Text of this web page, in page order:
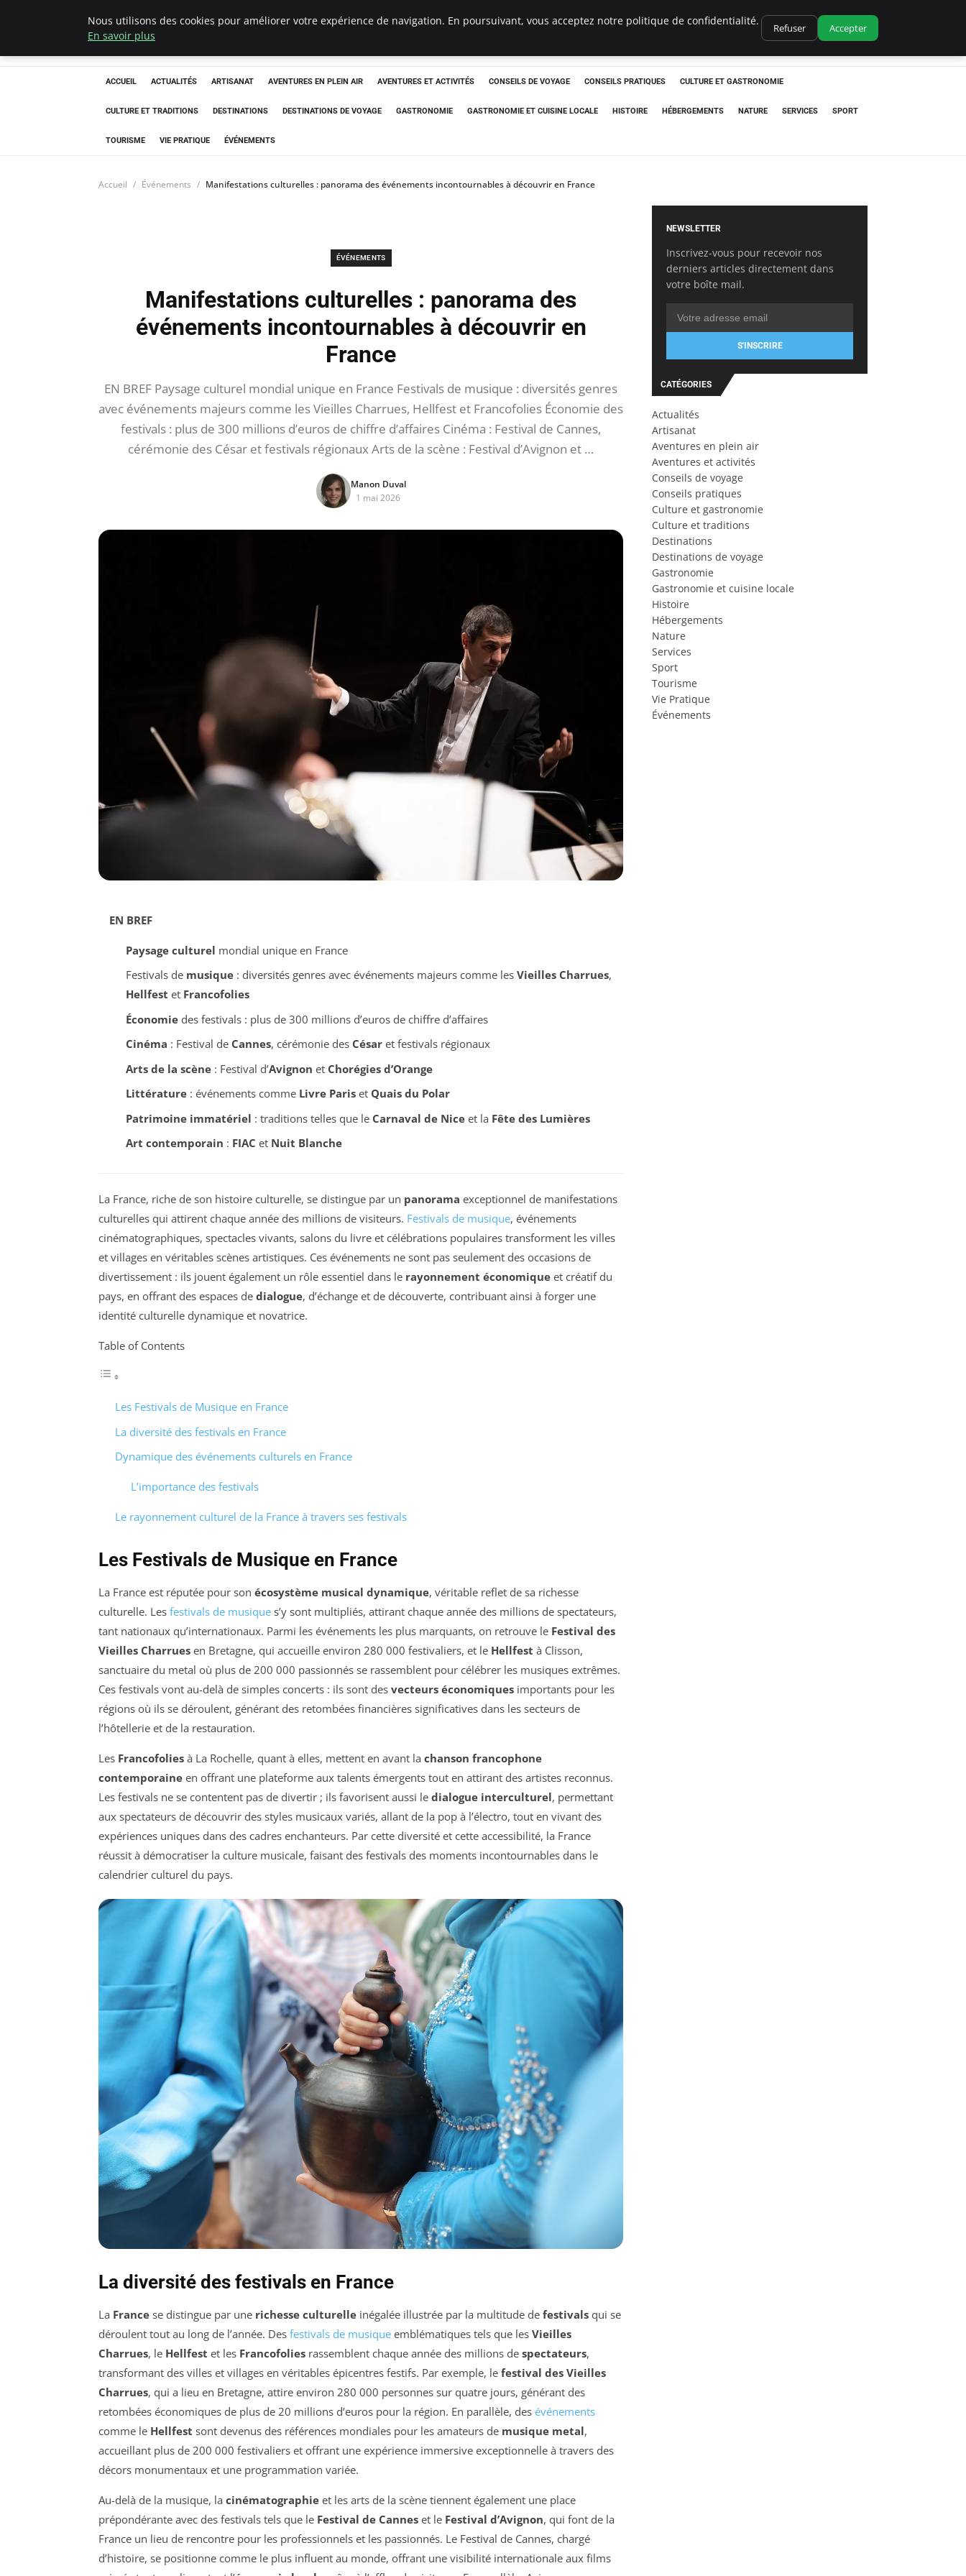
Correze Co
ACCUEIL ACTUALITÉS ARTISANAT AVENTURES EN PLEIN AIR AVENTURES ET ACTIVITÉS CONSEILS DE VOYAGE CONSEILS PRATIQUES CULTURE ET GASTRONOMIE
CULTURE ET TRADITIONS DESTINATIONS DESTINATIONS DE VOYAGE GASTRONOMIE GASTRONOMIE ET CUISINE LOCALE HISTOIRE HÉBERGEMENTS NATURE SERVICES SPORT
TOURISME VIE PRATIQUE ÉVÉNEMENTS
Accueil Événements Manifestations culturelles : panorama des événements incontournables à découvrir en France
ÉVÉNEMENTS
Manifestations culturelles : panorama des
événements incontournables à découvrir en
France
EN BREF Paysage culturel mondial unique en France Festivals de musique : diversités genres
avec événements majeurs comme les Vieilles Charrues, Hellfest et Francofolies Économie des
festivals : plus de 300 millions d’euros de chiffre d’affaires Cinéma : Festival de Cannes,
cérémonie des César et festivals régionaux Arts de la scène : Festival d’Avignon et …
Manon Duval
1 mai 2026
EN BREF
Paysage culturel mondial unique en France
Festivals de musique: diversités genres avec événements majeurs comme les Vieilles Charrues,
Hellfest et Francofolies
Économiedes festivals : plus de 300 millions d’euros de chiffre d’affaires
Cinéma : Festival de Cannes, cérémonie des Césaret festivals régionaux
Arts de la scène: Festival d’Avignon et Chorégies d’Orange
Littérature: événements comme Livre Pariset Quais du Polar
Patrimoine immatériel : traditions telles que le Carnaval de Niceet la Fête des Lumières
Art contemporain : FIAC et Nuit Blanche
La France, riche de son histoire culturelle, se distingue par un panorama exceptionnel de manifestations
culturelles qui attirent chaque année des millions de visiteurs. Festivals de musique, événements
cinématographiques, spectacles vivants, salons du livre et célébrations populaires transforment les villes
et villages en véritables scènes artistiques. Ces événements ne sont pas seulement des occasions de
divertissement : ils jouent également un rôle essentiel dans le rayonnement économique et créatif du
pays, en offrant des espaces de dialogue, d’échange et de découverte, contribuant ainsi à forger une
identité culturelle dynamique et novatrice.
Table of Contents
Les Festivals de Musique en France
La diversité des festivals en France
Dynamique des événements culturels en France
L’importance des festivals
Le rayonnement culturel de la France à travers ses festivals
Les Festivals de Musique en France
La France est réputée pour son écosystème musical dynamique, véritable reflet de sa richesse
culturelle. Les festivals de musique s’y sont multipliés, attirant chaque année des millions de spectateurs,
tant nationaux qu’internationaux. Parmi les événements les plus marquants, on retrouve le Festival des
Vieilles Charrues en Bretagne, qui accueille environ 280 000 festivaliers, et le Hellfest à Clisson,
sanctuaire du metal où plus de 200 000 passionnés se rassemblent pour célébrer les musiques extrêmes.
Ces festivals vont au-delà de simples concerts : ils sont des vecteurs économiques importants pour les
régions où ils se déroulent, générant des retombées financières significatives dans les secteurs de
l’hôtellerie et de la restauration.
Les Francofolies à La Rochelle, quant à elles, mettent en avant la chanson francophone
contemporaine en offrant une plateforme aux talents émergents tout en attirant des artistes reconnus.
Les festivals ne se contentent pas de divertir ; ils favorisent aussi le dialogue interculturel, permettant
aux spectateurs de découvrir des styles musicaux variés, allant de la pop à l’électro, tout en vivant des
expériences uniques dans des cadres enchanteurs. Par cette diversité et cette accessibilité, la France
réussit à démocratiser la culture musicale, faisant des festivals des moments incontournables dans le
calendrier culturel du pays.
La diversité des festivals en France
La France se distingue par une richesse culturelle inégalée illustrée par la multitude de festivals qui se
déroulent tout au long de l’année. Des festivals de musique emblématiques tels que les Vieilles
Charrues, le Hellfest et les Francofolies rassemblent chaque année des millions de spectateurs,
transformant des villes et villages en véritables épicentres festifs. Par exemple, le festival des Vieilles
Charrues, qui a lieu en Bretagne, attire environ 280 000 personnes sur quatre jours, générant des
retombées économiques de plus de 20 millions d’euros pour la région. En parallèle, des événements
comme le Hellfest sont devenus des références mondiales pour les amateurs de musique metal,
accueillant plus de 200 000 festivaliers et offrant une expérience immersive exceptionnelle à travers des
décors monumentaux et une programmation variée.
Au-delà de la musique, la cinématographie et les arts de la scène tiennent également une place
prépondérante avec des festivals tels que le Festival de Cannes et le Festival d’Avignon, qui font de la
France un lieu de rencontre pour les professionnels et les passionnés. Le Festival de Cannes, chargé
d’histoire, se positionne comme le plus influent au monde, offrant une visibilité internationale aux films
NEWSLETTER
Inscrivez-vous pour recevoir nos
derniers articles directement dans
votre boîte mail.
S'INSCRIRE
CATÉGORIES
Actualités
Artisanat
Aventures en plein air
Aventures et activités
Conseils de voyage
Conseils pratiques
Culture et gastronomie
Culture et traditions
Destinations
Destinations de voyage
Gastronomie
Gastronomie et cuisine locale
Histoire
Hébergements
Nature
Services
Sport
Tourisme
Vie Pratique
Événements
Nous utilisons des cookies pour améliorer votre expérience de navigation. En poursuivant, vous acceptez notre politique de confidentialité.
En savoir plus
Refuser Accepter